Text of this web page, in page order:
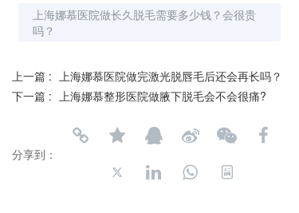
上海娜慕医院做长久脱毛需要多少钱？会很贵
吗？
上一篇 : 上海娜慕医院做完激光脱唇毛后还会再长吗？
下一篇 : 上海娜慕整形医院做腋下脱毛会不会很痛?
分享到：